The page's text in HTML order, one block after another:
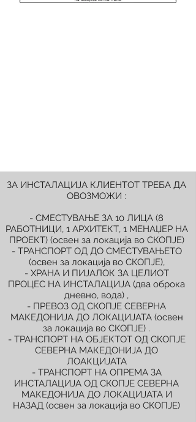
ЗА ИНСТАЛАЦИЈА КЛИЕНТОТ ТРЕБА ДА
ОВОЗМОЖИ :
- СМЕСТУВАЊЕ ЗА 10 ЛИЦА (8
РАБОТНИЦИ, 1 АРХИТЕКТ, 1 МЕНАЏЕР НА
ПРОЕКТ) (освен за локација во СКОПЈЕ)
- ТРАНСПОРТ ОД ДО СМЕСТУВАЊЕТО
(освен за локација во СКОПЈЕ),
- ХРАНА И ПИЈАЛОК ЗА ЦЕЛИОТ
ПРОЦЕС НА ИНСТАЛАЦИЈА (два оброка
дневно, вода) ,
- ПРЕВОЗ ОД СКОПЈЕ СЕВЕРНА
МАКЕДОНИЈА ДО ЛОКАЦИЈАТА (освен
за локација во СКОПЈЕ) .
- ТРАНСПОРТ НА ОБЈЕКТОТ ОД СКОПЈЕ
СЕВЕРНА МАКЕДОНИЈА ДО
ЛОАКЦИЈАТА
- ТРАНСПОРТ НА ОПРЕМА ЗА
ИНСТАЛАЦИЈА ОД СКОПЈЕ СЕВЕРНА
МАКЕДОНИЈА ДО ЛОКАЦИЈАТА И
НАЗАД (освен за локација во СКОПЈЕ)